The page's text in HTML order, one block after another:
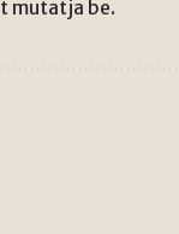
mutatja be.